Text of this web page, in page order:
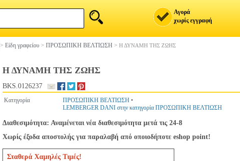
Αγορά
χωρίς εγγραφή
> Είδη γραφείου > ΠΡΟΣΩΠΙΚΗ ΒΕΛΤΙΩΣΗ > Η ΔΥΝΑΜΗ ΤΗΣ ΖΩΗΣ
Η ΔΥΝΑΜΗ ΤΗΣ ΖΩΗΣ
BKS.0126237
Κατηγορία ΠΡΟΣΩΠΙΚΗ ΒΕΛΤΙΩΣΗ •
LEMBERGER DANI στην κατηγορία ΠΡΟΣΩΠΙΚΗ ΒΕΛΤΙΩΣΗ
Διαθεσιμότητα: Αναμένεται νέα διαθεσιμότητα μετά τις 24-8
Χωρίς έξοδα αποστολής για παραλαβή από οποιοδήποτε eshop point!
Σταθερά Χαμηλές Τιμές!